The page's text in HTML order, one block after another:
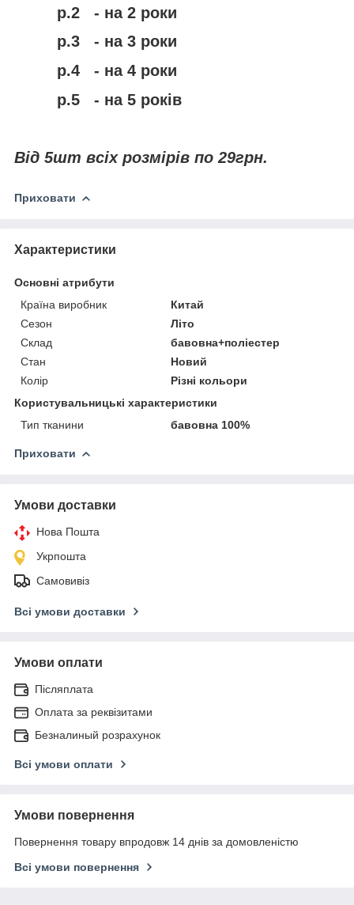
р.2 - на 2 роки
р.3 - на 3 роки
р.4 - на 4 роки
р.5 - на 5 років
Від 5шт всіх розмірів по 29грн.
Приховати
Характеристики
Основні атрибути
Країна виробник
Китай
Сезон
Літо
Склад
бавовна+поліестер
Стан
Новий
Колір
Різні кольори
Користувальницькі характеристики
Тип тканини
бавовна 100%
Приховати
Умови доставки
Нова Пошта
Укрпошта
Самовивіз
Всі умови доставки
Умови оплати
Післяплата
Оплата за реквізитами
Безналиный розрахунок
Всі умови оплати
Умови повернення
Повернення товару впродовж 14 днів за домовленістю
Всі умови повернення